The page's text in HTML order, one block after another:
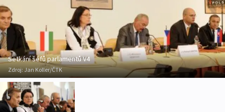
Setkání šéfů parlamentů V4
Zdroj:Jan Koller/ČTK